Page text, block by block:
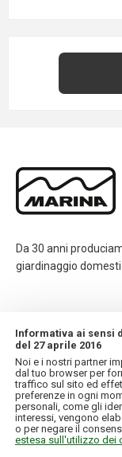
Da 30 anni
giardinaggio
INFORMAZIONI
IL MIO ACCOUNT
Informativa ai sensi
del 27 aprile 2016
Noi e i nostri partner
dal tuo browser per
traffico sul sito ed
preferenze in ogni
personali, come gli
interessi, vengono
o per negare il
estesa sull'utilizzo dei